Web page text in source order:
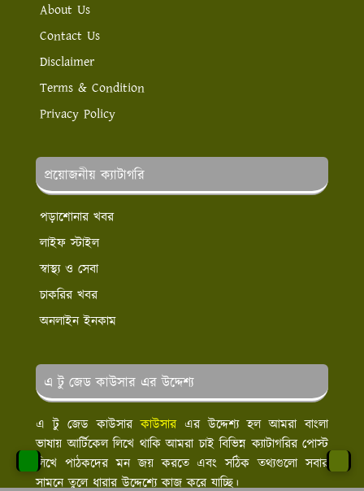
About Us
Contact Us
Disclaimer
Terms & Condition
Privacy Policy
প্রয়োজনীয় ক্যাটাগরি
পড়াশোনার খবর
লাইফ স্টাইল
স্বাস্থ্য ও সেবা
চাকরির খবর
অনলাইন ইনকাম
এ টু জেড কাউসার এর উদ্দেশ্য
এ টু জেড কাউসারকাউসারএর উদ্দেশ্য হল আমরা বাংলা
ভাষায় আর্টিকেল লিখে থাকি আমরা চাই বিভিন্ন ক্যাটাগরির পোস্ট
লিখে পাঠকদের মন জয় করতে এবং সঠিক তথ্যগুলো সবার
সামনে তুলে ধারার উদ্দেশ্যে কাজ করে যাচ্ছি।